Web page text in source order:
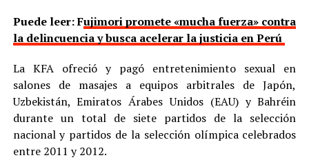
Puede leer: Fujimori promete «mucha fuerza» contra
la delincuencia y busca acelerar la justicia en Perú
La KFA ofreció y pagó entretenimiento sexual en
salones de masajes a equipos arbitrales de Japón,
Uzbekistán, Emiratos Árabes Unidos (EAU) y Bahréin
durante un total de siete partidos de la selección
nacional y partidos de la selección olímpica celebrados
entre 2011 y 2012.